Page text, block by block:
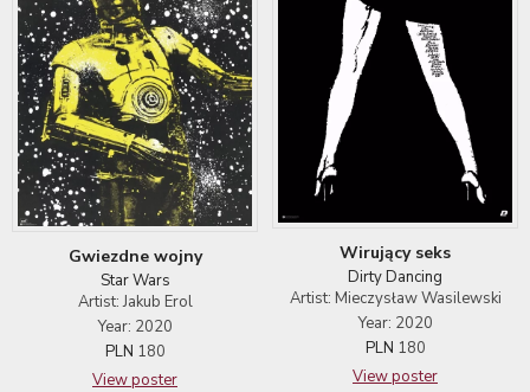
Gwiezdne wojny
Star Wars
Artist: Jakub Erol
Year: 2020
PLN 180
View poster
Wirujący seks
Dirty Dancing
Artist: Mieczysław Wasilewski
Year: 2020
PLN 180
View poster